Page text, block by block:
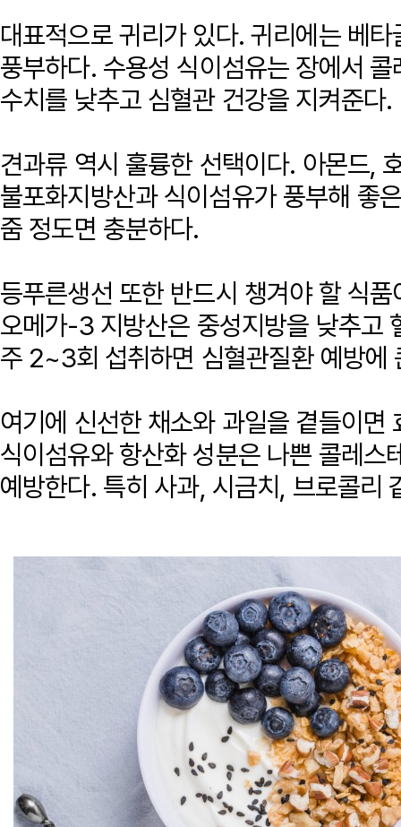
대표적으로 귀리가 있다. 귀리에는 베
풍부하다. 수용성 식이섬유는 장에서
수치를 낮추고 심혈관 건강을 지켜준다.
견과류 역시 훌륭한 선택이다. 아몬드,
불포화지방산과 식이섬유가 풍부해 좋
줌 정도면 충분하다.
등푸른생선 또한 반드시 챙겨야 할 식
오메가-3 지방산은 중성지방을 낮추고
주 2~3회 섭취하면 심혈관질환 예방에
여기에 신선한 채소와 과일을 곁들이면
식이섬유와 항산화 성분은 나쁜 콜레스
예방한다. 특히 사과, 시금치, 브로콜리